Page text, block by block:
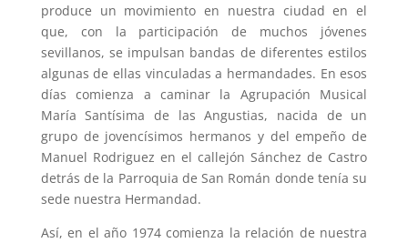
produce un movimiento en nuestra ciudad en el
que, con la participación de muchos jóvenes
sevillanos, se impulsan bandas de diferentes estilos
algunas de ellas vinculadas a hermandades. En esos
días comienza a caminar la Agrupación Musical
María Santísima de las Angustias, nacida de un
grupo de jovencísimos hermanos y del empeño de
Manuel Rodriguez en el callejón Sánchez de Castro
detrás de la Parroquia de San Román donde tenía su
sede nuestra Hermandad.
Así, en el año 1974 comienza la relación de nuestra